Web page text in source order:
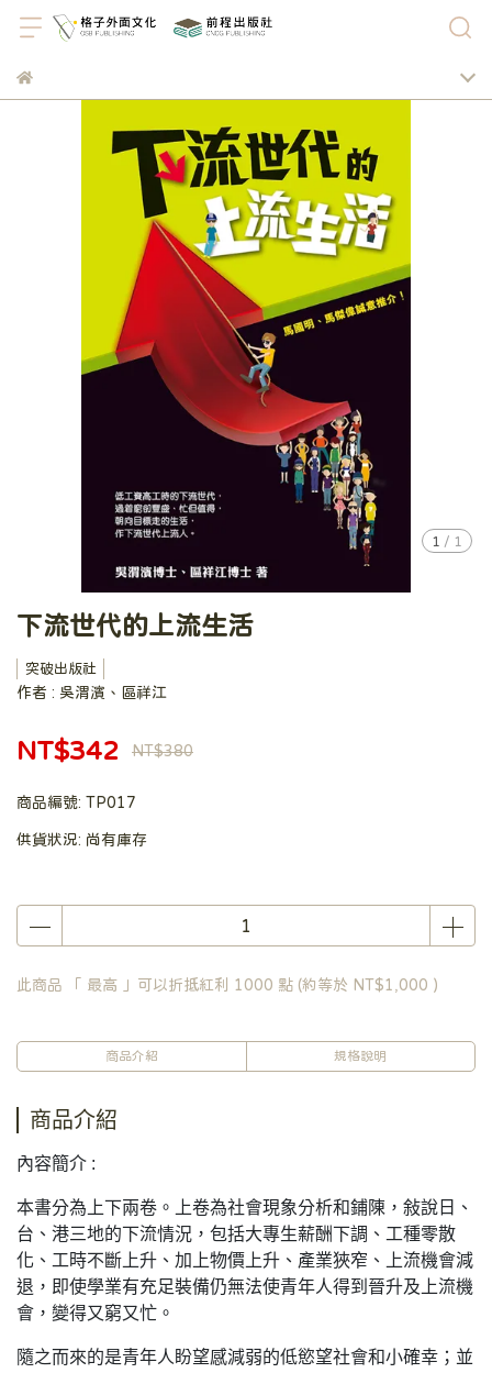
1 / 1
下流世代的上流生活
突破出版社
作者 : 吳渭濱、區祥江
NT$342 NT$380
商品編號: TP017
供貨狀況: 尚有庫存
此商品 「 最高 」可以折抵紅利 1000 點 (約等於 NT$1,000 )
商品介紹 規格說明
商品介紹
內容簡介 :
本書分為上下兩卷。上卷為社會現象分析和鋪陳，敍說日、
台、港三地的下流情況，包括大專生薪酬下調、工種零散
化、工時不斷上升、加上物價上升、產業狹窄、上流機會減
退，即使學業有充足裝備仍無法使青年人得到晉升及上流機
會，變得又窮又忙。
隨之而來的是青年人盼望感減弱的低慾望社會和小確幸；並